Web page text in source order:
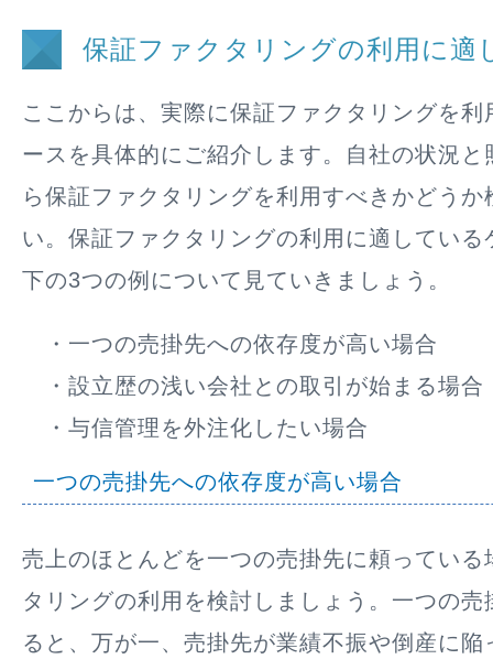
保証ファクタリングの利用に適
ここからは、実際に保証ファクタリングを
ースを具体的にご紹介します。自社の状況と
ら保証ファクタリングを利用すべきかどうか
い。保証ファクタリングの利用に適している
下の3つの例について見ていきましょう。
・一つの売掛先への依存度が高い場合
・設立歴の浅い会社との取引が始まる場合
・与信管理を外注化したい場合
一つの売掛先への依存度が高い場合
売上のほとんどを一つの売掛先に頼っている
タリングの利用を検討しましょう。一つの
ると、万が一、売掛先が業績不振や倒産に